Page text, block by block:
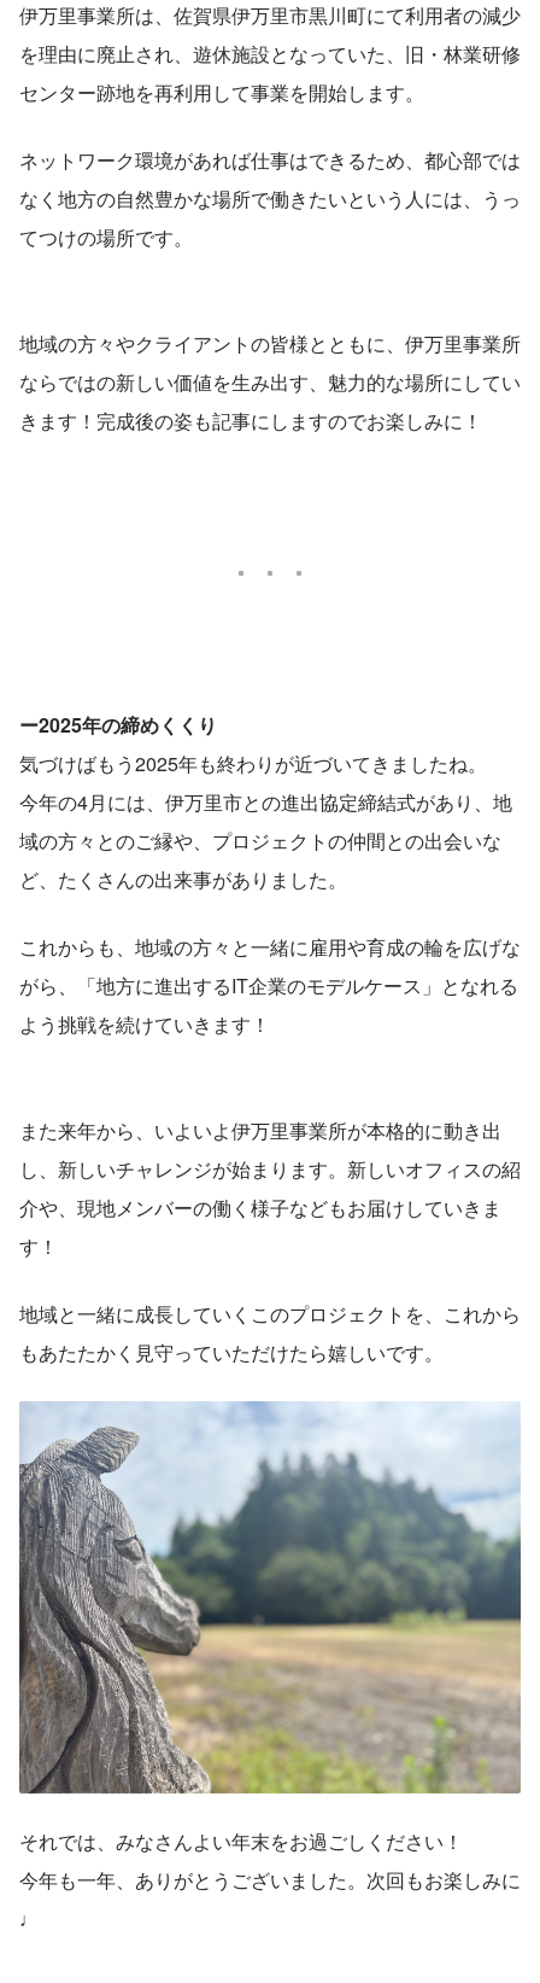
伊万里事業所は、佐賀県伊万里市黒川町にて利用者の減少
を理由に廃止され、遊休施設となっていた、旧・林業研修
センター跡地を再利用して事業を開始します。
ネットワーク環境があれば仕事はできるため、都心部では
なく地方の自然豊かな場所で働きたいという人には、うっ
てつけの場所です。
地域の方々やクライアントの皆様とともに、伊万里事業所
ならではの新しい価値を生み出す、魅力的な場所にしてい
きます！完成後の姿も記事にしますのでお楽しみに！
ー2025年の締めくくり
気づけばもう2025年も終わりが近づいてきましたね。
今年の4月には、伊万里市との進出協定締結式があり、地
域の方々とのご縁や、プロジェクトの仲間との出会いな
ど、たくさんの出来事がありました。
これからも、地域の方々と一緒に雇用や育成の輪を広げな
がら、「地方に進出するIT企業のモデルケース」となれる
よう挑戦を続けていきます！
また来年から、いよいよ伊万里事業所が本格的に動き出
し、新しいチャレンジが始まります。新しいオフィスの紹
介や、現地メンバーの働く様子などもお届けしていきま
す！
地域と一緒に成長していくこのプロジェクトを、これから
もあたたかく見守っていただけたら嬉しいです。
それでは、みなさんよい年末をお過ごしください！
今年も一年、ありがとうございました。次回もお楽しみに
♩